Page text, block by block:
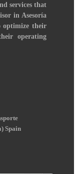
services that
in Asesoría
optimize their
operating
) Spain